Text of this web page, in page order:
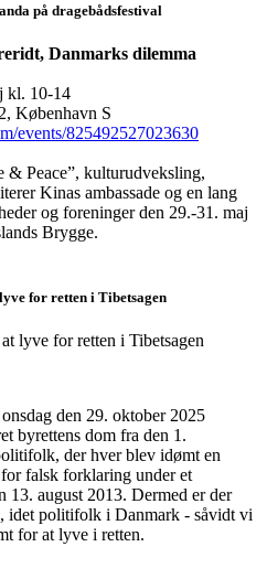
på dragebådsfestival
Danmarks dilemma
kl. 10-14
København S
events/825492527023630
& Peace”, kulturudveksling,
Kinas ambassade og en lang
og foreninger den 29.-31. maj
Brygge.
for retten i Tibetsagen
lyve for retten i Tibetsagen
den 29. oktober 2025
byrettens dom fra den 1.
der hver blev idømt en
falsk forklaring under et
13. august 2013. Dermed er der
idet politifolk i Danmark - såvidt vi
for at lyve i retten.